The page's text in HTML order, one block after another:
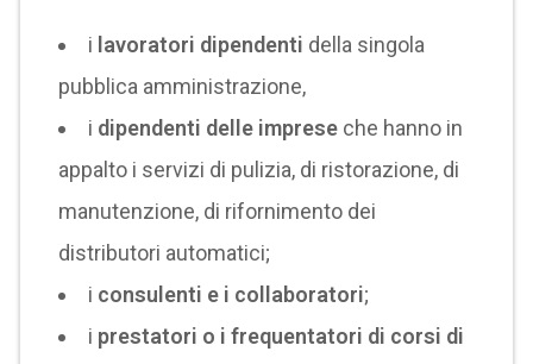
i lavoratori dipendenti della singola
pubblica amministrazione,
i dipendenti delle impreseche hanno in
appalto i servizi di pulizia, di ristorazione, di
manutenzione, di rifornimento dei
distributori automatici;
i consulenti e i collaboratori;
i prestatori o i frequentatori di corsi di